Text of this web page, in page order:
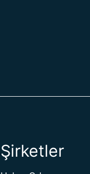
Şirketler